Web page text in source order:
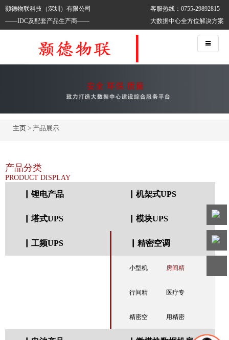
颢德物联科技（深圳）有限公司
——IDC及配套产品生产商——
客服热线：0755-29892815
大数据中心全方位解决方案
客服
热线
主页 > 产品展示
产品分类
PRODUCT DISPLAY
▏锂电产品 ▏机架式UPS
▏塔式UPS ▏模块UPS
▏工频UPS ▏精密空调
小型机
房精密
空调
房间精
密空调
行间精
密空调
医疗专
用精密
精密空